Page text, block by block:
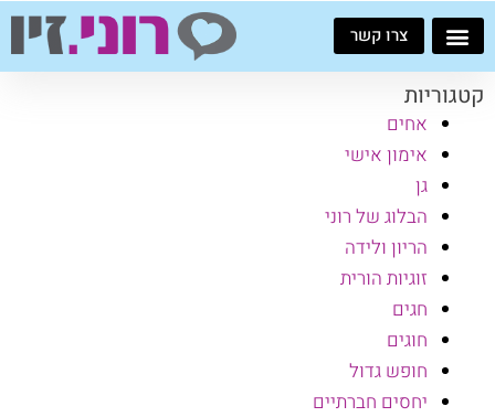
דילוג
לתוכן
צרו קשר
קטגוריות
אחים
אימון אישי
גן
הבלוג של רוני
הריון ולידה
זוגיות הורית
חגים
חוגים
חופש גדול
יחסים חברתיים